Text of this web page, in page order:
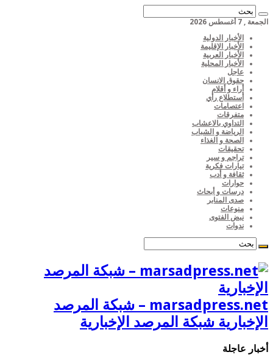
الجمعة , 7 أغسطس 2026
الأخبار الدولية
الأخبار الإقليمة
الأخبار العربية
الأخبار المحلية
عاجل
حقوق الانسان
أراء و أقلام
أستطلاع رأي
اعتصامات
متفرقات
التداوي بالاعشاب
الرياضة و الشباب
الصحة و الغذاء
تحقيقات
تراجم و سير
تيارات فكرية
ثقافة و أدب
حوارات
درسات و أبحاث
صدى المنابر
منوعات
نبض الفتوى
ندوات
marsadpress.net – شبكة المرصد
الإخبارية شبكة المرصد الإخبارية
أخبار عاجلة